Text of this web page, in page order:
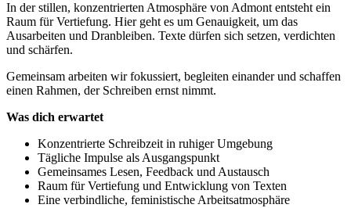
In der stillen, konzentrierten Atmosphäre von Admont entsteht ein
Raum für Vertiefung. Hier geht es um Genauigkeit, um das
Ausarbeiten und Dranbleiben. Texte dürfen sich setzen, verdichten
und schärfen.
Gemeinsam arbeiten wir fokussiert, begleiten einander und schaffen
einen Rahmen, der Schreiben ernst nimmt.
Was dich erwartet
Konzentrierte Schreibzeit in ruhiger Umgebung
Tägliche Impulse als Ausgangspunkt
Gemeinsames Lesen, Feedback und Austausch
Raum für Vertiefung und Entwicklung von Texten
Eine verbindliche, feministische Arbeitsatmosphäre